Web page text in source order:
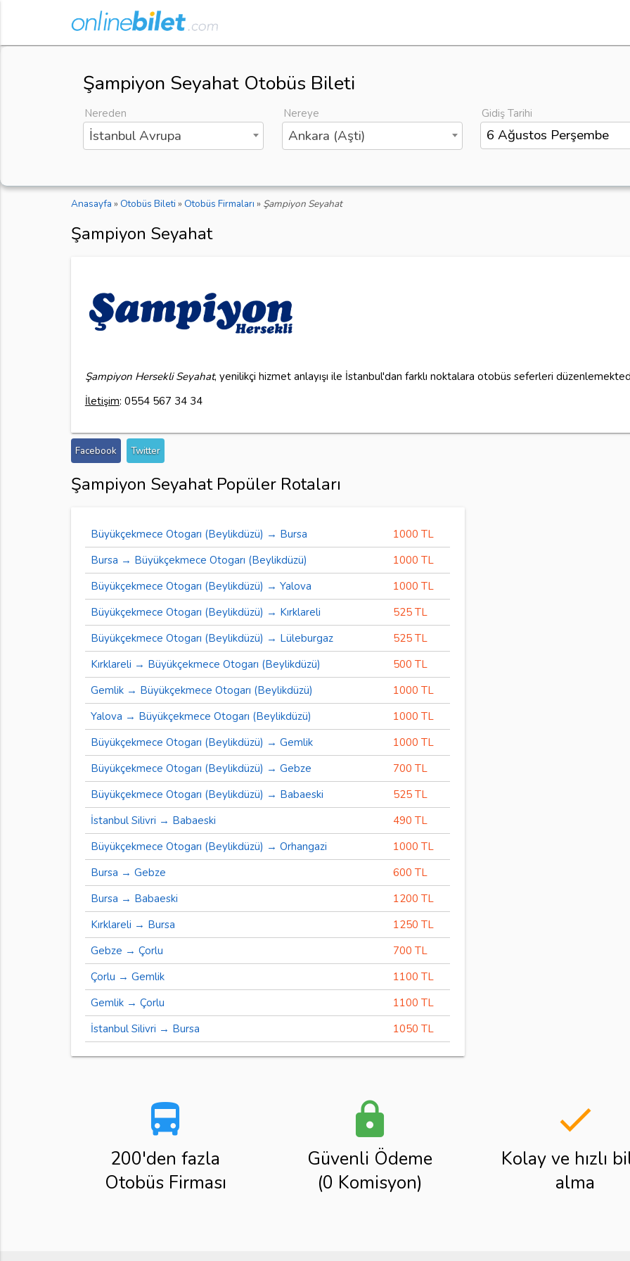
Şampiyon Seyahat Otobüs Bileti
Nereden
İstanbul Avrupa
Nereye
Ankara (Aşti)
Gidiş Tarihi
Anasayfa » Otobüs Bileti » Otobüs Firmaları » Şampiyon Seyahat
Şampiyon Seyahat
Şampiyon Hersekli Seyahat, yenilikçi hizmet anlayışı ile İstanbul'dan farklı noktalara otobüs seferleri
İletişim: 0554 567 34 34
Facebook Twitter
Şampiyon Seyahat Popüler Rotaları
Büyükçekmece Otogarı (Beylikdüzü) → Bursa
1000 TL
Bursa → Büyükçekmece Otogarı (Beylikdüzü)
1000 TL
Büyükçekmece Otogarı (Beylikdüzü) → Yalova
1000 TL
Büyükçekmece Otogarı (Beylikdüzü) → Kırklareli
525 TL
Büyükçekmece Otogarı (Beylikdüzü) → Lüleburgaz
525 TL
Kırklareli → Büyükçekmece Otogarı (Beylikdüzü)
500 TL
Gemlik → Büyükçekmece Otogarı (Beylikdüzü)
1000 TL
Yalova → Büyükçekmece Otogarı (Beylikdüzü)
1000 TL
Büyükçekmece Otogarı (Beylikdüzü) → Gemlik
1000 TL
Büyükçekmece Otogarı (Beylikdüzü) → Gebze
700 TL
Büyükçekmece Otogarı (Beylikdüzü) → Babaeski
525 TL
İstanbul Silivri → Babaeski
490 TL
Büyükçekmece Otogarı (Beylikdüzü) → Orhangazi
1000 TL
Bursa → Gebze
600 TL
Bursa → Babaeski
1200 TL
Kırklareli → Bursa
1250 TL
Gebze → Çorlu
700 TL
Çorlu → Gemlik
1100 TL
Gemlik → Çorlu
1100 TL
İstanbul Silivri → Bursa
1050 TL
directions_bus
200'den fazla
Otobüs Firması
lock
Güvenli Ödeme
(0 Komisyon)
done
Kolay ve hızlı
alma